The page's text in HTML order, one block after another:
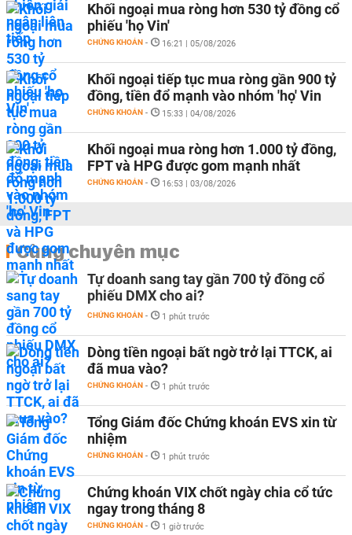
Khối ngoại mua ròng hơn 530 tỷ đồng cổ
phiếu 'họ Vin'
CHỨNG KHOÁN - 16:21 | 05/08/2026
Khối ngoại tiếp tục mua ròng gần 900 tỷ
đồng, tiền đổ mạnh vào nhóm 'họ' Vin
CHỨNG KHOÁN - 15:33 | 04/08/2026
Khối ngoại mua ròng hơn 1.000 tỷ đồng,
FPT và HPG được gom mạnh nhất
CHỨNG KHOÁN - 16:53 | 03/08/2026
Cùng chuyên mục
Tự doanh sang tay gần 700 tỷ đồng cổ
phiếu DMX cho ai?
CHỨNG KHOÁN - 1 phút trước
Dòng tiền ngoại bất ngờ trở lại TTCK, ai
đã mua vào?
CHỨNG KHOÁN - 1 phút trước
Tổng Giám đốc Chứng khoán EVS xin từ
nhiệm
CHỨNG KHOÁN - 1 phút trước
Chứng khoán VIX chốt ngày chia cổ tức
ngay trong tháng 8
CHỨNG KHOÁN - 1 giờ trước